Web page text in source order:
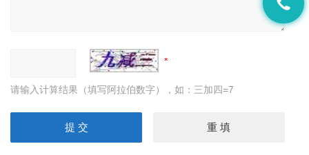
请输入计算结果（填写阿拉伯数字），如：三加四=7